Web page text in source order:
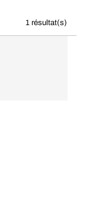
1 résultat(s)